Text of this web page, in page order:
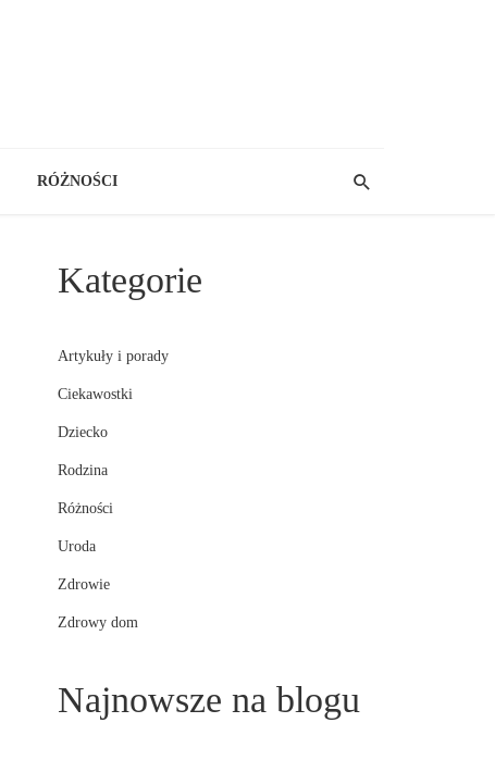
RÓŻNOŚCI
Kategorie
Artykuły i porady
Ciekawostki
Dziecko
Rodzina
Różności
Uroda
Zdrowie
Zdrowy dom
Najnowsze na blogu